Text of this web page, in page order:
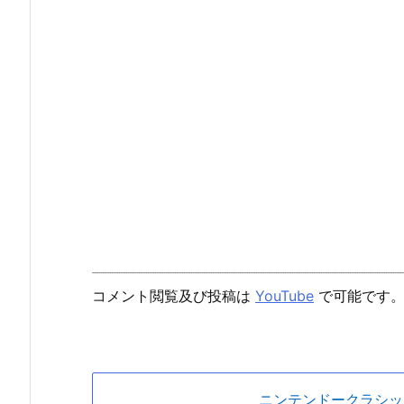
コメント閲覧及び投稿は YouTube で可能です。
ニンテンドークラシ